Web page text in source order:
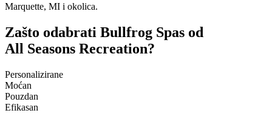
Marquette, MI i okolica.
Zašto odabrati Bullfrog Spas od
All Seasons Recreation?
Personalizirane
Moćan
Pouzdan
Efikasan